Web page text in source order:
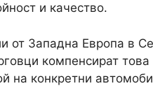
и качество.
от Западна Европа в
компенсират
на конкретни